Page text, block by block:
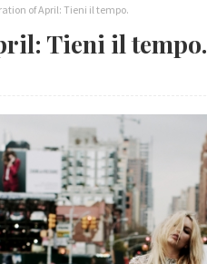
of April: Tieni il tempo.
Tieni il tempo.